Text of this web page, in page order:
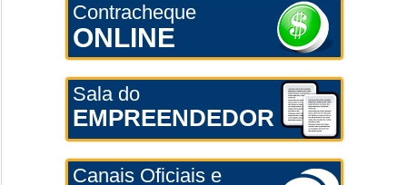
Contracheque
ONLINE
Sala do
EMPREENDEDOR
Canais Oficiais e